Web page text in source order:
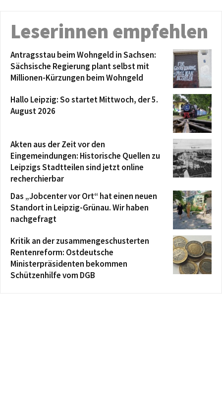
Leserinnen empfehlen
Antragsstau beim Wohngeld in Sachsen:
Sächsische Regierung plant selbst mit
Millionen-Kürzungen beim Wohngeld
Hallo Leipzig: So startet Mittwoch, der 5.
August 2026
Akten aus der Zeit vor den
Eingemeindungen: Historische Quellen zu
Leipzigs Stadtteilen sind jetzt online
recherchierbar
Das „Jobcenter vor Ort“ hat einen neuen
Standort in Leipzig-Grünau. Wir haben
nachgefragt
Kritik an der zusammengeschusterten
Rentenreform: Ostdeutsche
Ministerpräsidenten bekommen
Schützenhilfe vom DGB